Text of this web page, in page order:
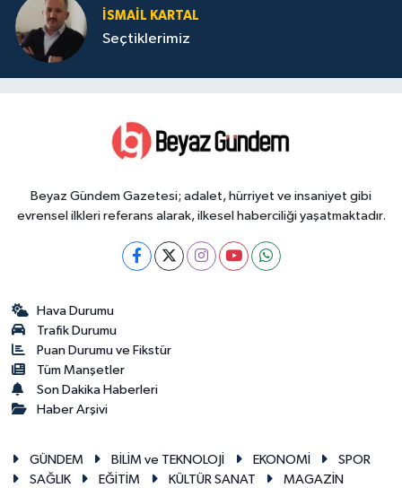
İSMAIL KARTAL
Seçtiklerimiz
Beyaz Gündem Gazetesi; adalet, hürriyet ve insaniyet gibi
evrensel ilkleri referans alarak, ilkesel haberciliği yaşatmaktadır.
Hava Durumu
Trafik Durumu
Puan Durumu ve Fikstür
Tüm Manşetler
Son Dakika Haberleri
Haber Arşivi
GÜNDEM BİLİM ve TEKNOLOJİ EKONOMİ
SPOR
SAĞLIK
EĞİTİM KÜLTÜR SANAT MAGAZİN